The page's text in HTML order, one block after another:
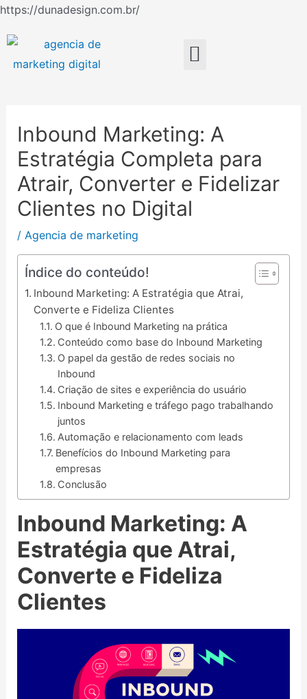
https://dunadesign.com.br/Ir
Menu
Inbound Marketing: A
Estratégia Completa para
Atrair, Converter e Fidelizar
Clientes no Digital
/ Agencia de marketing
Índice do conteúdo!
Inbound Marketing: A Estratégia que Atrai,
Converte e Fideliza Clientes
O que é Inbound Marketing na prática
Conteúdo como base do Inbound Marketing
O papel da gestão de redes sociais no
Inbound
Criação de sites e experiência do usuário
Inbound Marketing e tráfego pago trabalhando
juntos
Automação e relacionamento com leads
Benefícios do Inbound Marketing para
empresas
Conclusão
Inbound Marketing: A
Estratégia que Atrai,
Converte e Fideliza
Clientes
de
Post